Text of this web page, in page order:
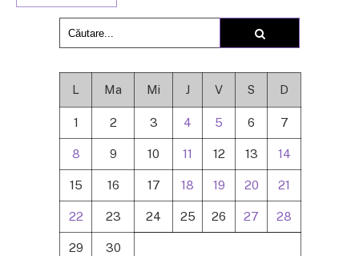
L Ma Mi J V S D
1 2 3 4 5 6 7
8 9 10 11 12 13 14
15 16 17 18 19 20 21
22 23 24 25 26 27 28
29 30